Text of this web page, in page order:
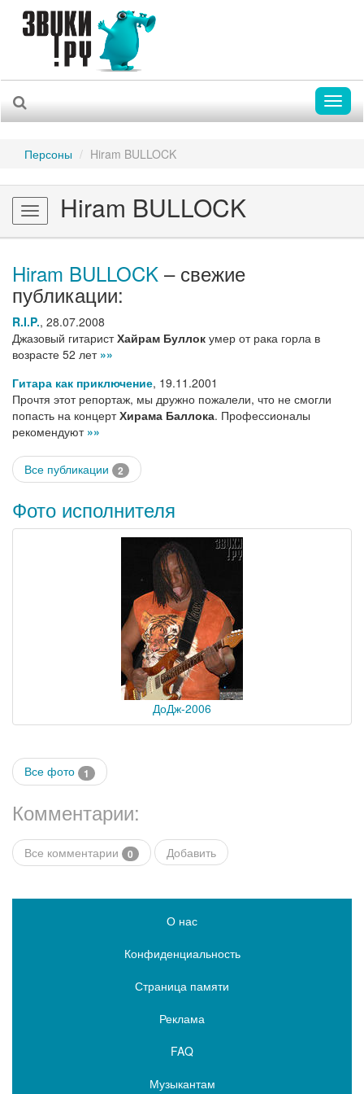
Персоны Hiram BULLOCK
Toggle
navigation
Hiram BULLOCK
Hiram BULLOCK – свежие
публикации:
R.I.P., 28.07.2008
Джазовый гитаристХайрам Буллок умер от рака горла в
возрасте 52 лет »»
Гитара как приключение, 19.11.2001
Прочтя этот репортаж, мы дружно пожалели, что не смогли
попасть на концертХирама Баллока. Профессионалы
рекомендуют »»
Все публикации 2
Фото исполнителя
ДоДж-2006
Все фото 1
Комментарии:
Все комментарии 0 Добавить
О нас
Конфиденциальность
Страница памяти
Реклама
FAQ
Музыкантам